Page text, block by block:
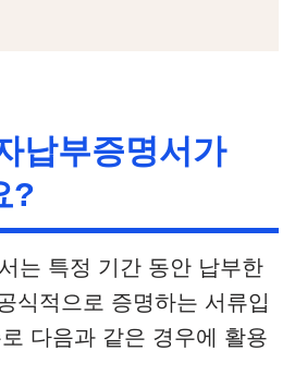
납부증명서가
?
는 특정 기간 동안 납부한
식적으로 증명하는 서류입
다음과 같은 경우에 활용